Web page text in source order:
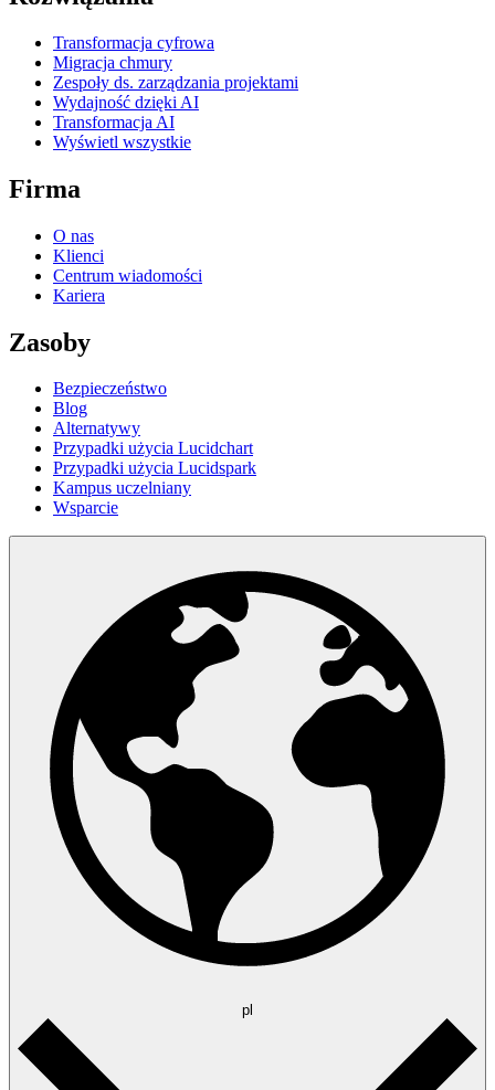
Transformacja cyfrowa
Migracja chmury
Zespoły ds. zarządzania projektami
Wydajność dzięki AI
Transformacja AI
Wyświetl wszystkie
Firma
O nas
Klienci
Centrum wiadomości
Kariera
Zasoby
Bezpieczeństwo
Blog
Alternatywy
Przypadki użycia Lucidchart
Przypadki użycia Lucidspark
Kampus uczelniany
Wsparcie
pl